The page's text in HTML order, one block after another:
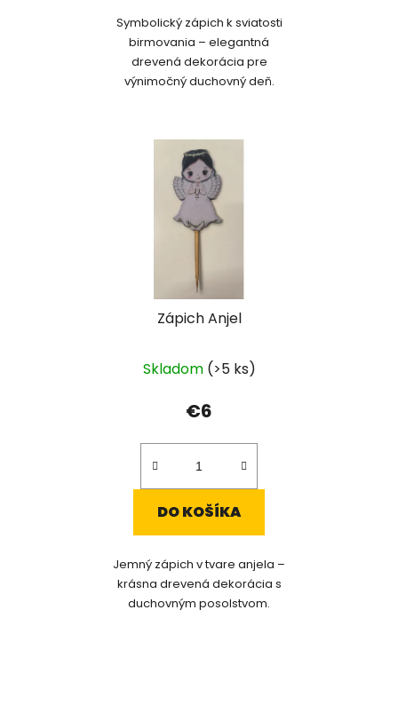
Symbolický zápich k sviatosti
birmovania – elegantná
drevená dekorácia pre
výnimočný duchovný deň.
Zápich Anjel
Skladom (>5 ks)
€6
DO KOŠÍKA
Jemný zápich v tvare anjela –
krásna drevená dekorácia s
duchovným posolstvom.